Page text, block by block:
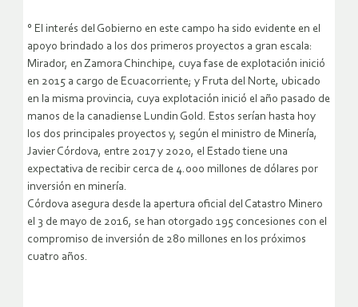
° El interés del Gobierno en este campo ha sido evidente en el
apoyo brindado a los dos primeros proyectos a gran escala:
Mirador, en Zamora Chinchipe, cuya fase de explotación inició
en 2015 a cargo de Ecuacorriente; y Fruta del Norte, ubicado
en la misma provincia, cuya explotación inició el año pasado de
manos de la canadiense Lundin Gold. Estos serían hasta hoy
los dos principales proyectos y, según el ministro de Minería,
Javier Córdova, entre 2017 y 2020, el Estado tiene una
expectativa de recibir cerca de 4.000 millones de dólares por
inversión en minería.
Córdova asegura desde la apertura oficial del Catastro Minero
el 3 de mayo de 2016, se han otorgado 195 concesiones con el
compromiso de inversión de 280 millones en los próximos
cuatro años.